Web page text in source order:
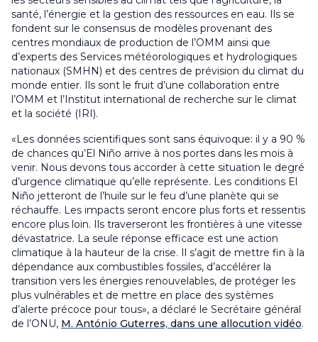
santé, l’énergie et la gestion des ressources en eau. Ils se
fondent sur le consensus de modèles provenant des
centres mondiaux de production de l’OMM ainsi que
d’experts des Services météorologiques et hydrologiques
nationaux (SMHN) et des centres de prévision du climat du
monde entier. Ils sont le fruit d’une collaboration entre
l’OMM et l’Institut international de recherche sur le climat
et la société (IRI).
«Les données scientifiques sont sans équivoque: il y a 90 %
de chances qu’El Niño arrive à nos portes dans les mois à
venir. Nous devons tous accorder à cette situation le degré
d’urgence climatique qu’elle représente. Les conditions El
Niño jetteront de l’huile sur le feu d’une planète qui se
réchauffe. Les impacts seront encore plus forts et ressentis
encore plus loin. Ils traverseront les frontières à une vitesse
dévastatrice. La seule réponse efficace est une action
climatique à la hauteur de la crise. Il s’agit de mettre fin à la
dépendance aux combustibles fossiles, d’accélérer la
transition vers les énergies renouvelables, de protéger les
plus vulnérables et de mettre en place des systèmes
d’alerte précoce pour tous», a déclaré le Secrétaire général
de l’ONU, M. António Guterres, dans une allocution vidéo.